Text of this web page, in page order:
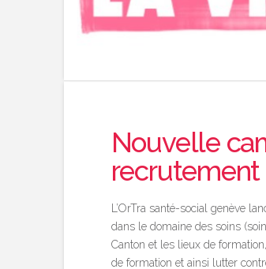
Nouvelle
recrutement
L’OrTra santé-social genève
dans le domaine des soins
Canton et les lieux de
de formation et ainsi lutter